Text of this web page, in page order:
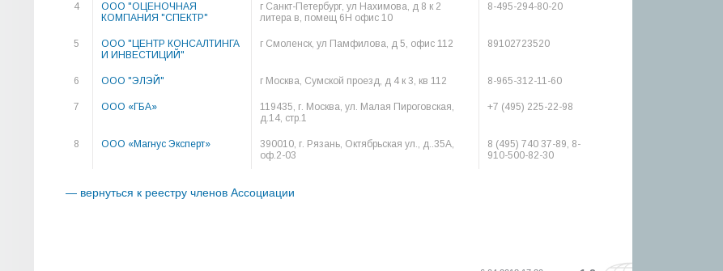
4
ООО "ОЦЕНОЧНАЯ
КОМПАНИЯ "СПЕКТР"
г Санкт-Петербург, ул Нахимова, д 8 к 2
литера в, помещ 6Н офис 10
8-495-294-80-20
5
ООО "ЦЕНТР КОНСАЛТИНГА
И ИНВЕСТИЦИЙ"
г Смоленск, ул Памфилова, д 5, офис 112 89102723520
6 ООО "ЭЛЭЙ" г Москва, Сумской проезд, д 4 к 3, кв 112 8-965-312-11-60
7 ООО «ГБА»
119435, г. Москва, ул. Малая Пироговская,
д.14, стр.1
+7 (495) 225-22-98
8 ООО «Магнус Эксперт»
390010, г. Рязань, Октябрьская ул., д..35А,
оф.2-03
8 (495) 740 37-89, 8-
910-500-82-30
— вернуться к реестру членов Ассоциации